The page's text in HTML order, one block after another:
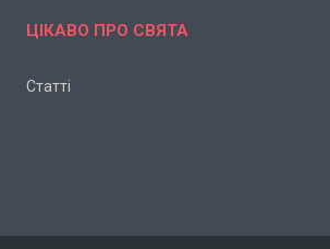
ЦІКАВО ПРО СВЯТА
Статті